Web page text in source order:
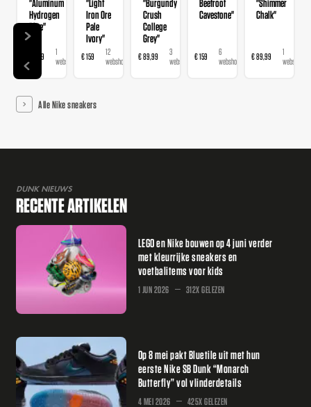
"Aluminum
Hydrogen
Blue"
€ 89,99
1
webshop
"Light
Iron Ore
Pale
Ivory"
€ 159
12
webshops
"Burgundy
Crush
College
Grey"
€ 89,99
3
webshops
Beetroot
Cavestone"
€ 159
6
webshops
"Shimmer
Chalk"
€ 89,99
1
webshop
Alle Nike sneakers
DUNK NIEUWS
RECENTE ARTIKELEN
LEGO en Nike bouwen op 4 juni verder
met kleurrijke sneakers en
voetbalitems voor kids
1 JUN 2026 312X GELEZEN
Op 8 mei pakt Bluetile uit met hun
eerste Nike SB Dunk “Monarch
Butterfly” vol vlinderdetails
4 MEI 2026 425X GELEZEN